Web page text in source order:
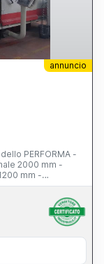
annuncio
PERFORMA -
2000 mm -
mm -
A-63 - Velocità
30 kW - Anno
Testa universale